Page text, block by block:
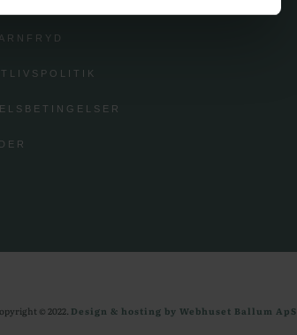
© 2022. Design & hosting by Webhuset Ballum ApS